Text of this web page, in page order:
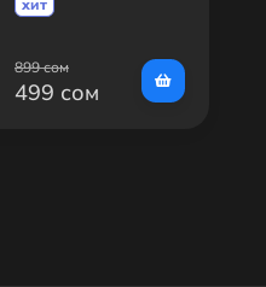
хит
899 сом
499 сом